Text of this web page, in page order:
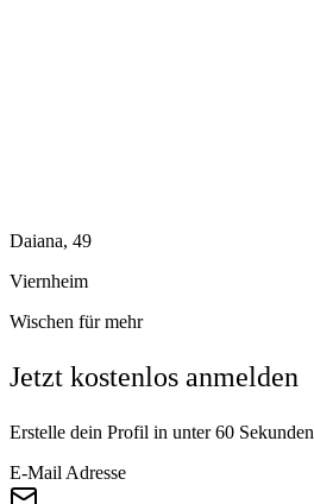
Daiana, 49
Viernheim
Wischen für mehr
Jetzt kostenlos anmelden
Erstelle dein Profil in unter 60 Sekunden
E-Mail Adresse